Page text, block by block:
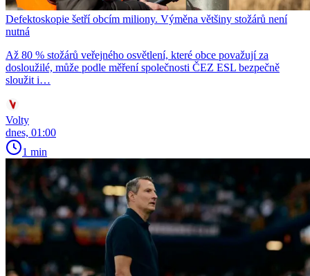
Defektoskopie šetří obcím miliony. Výměna většiny stožárů není
nutná
Až 80 % stožárů veřejného osvětlení, které obce považují za
dosloužilé, může podle měření společnosti ČEZ ESL bezpečně
sloužit i…
Volty
dnes, 01:00
1 min